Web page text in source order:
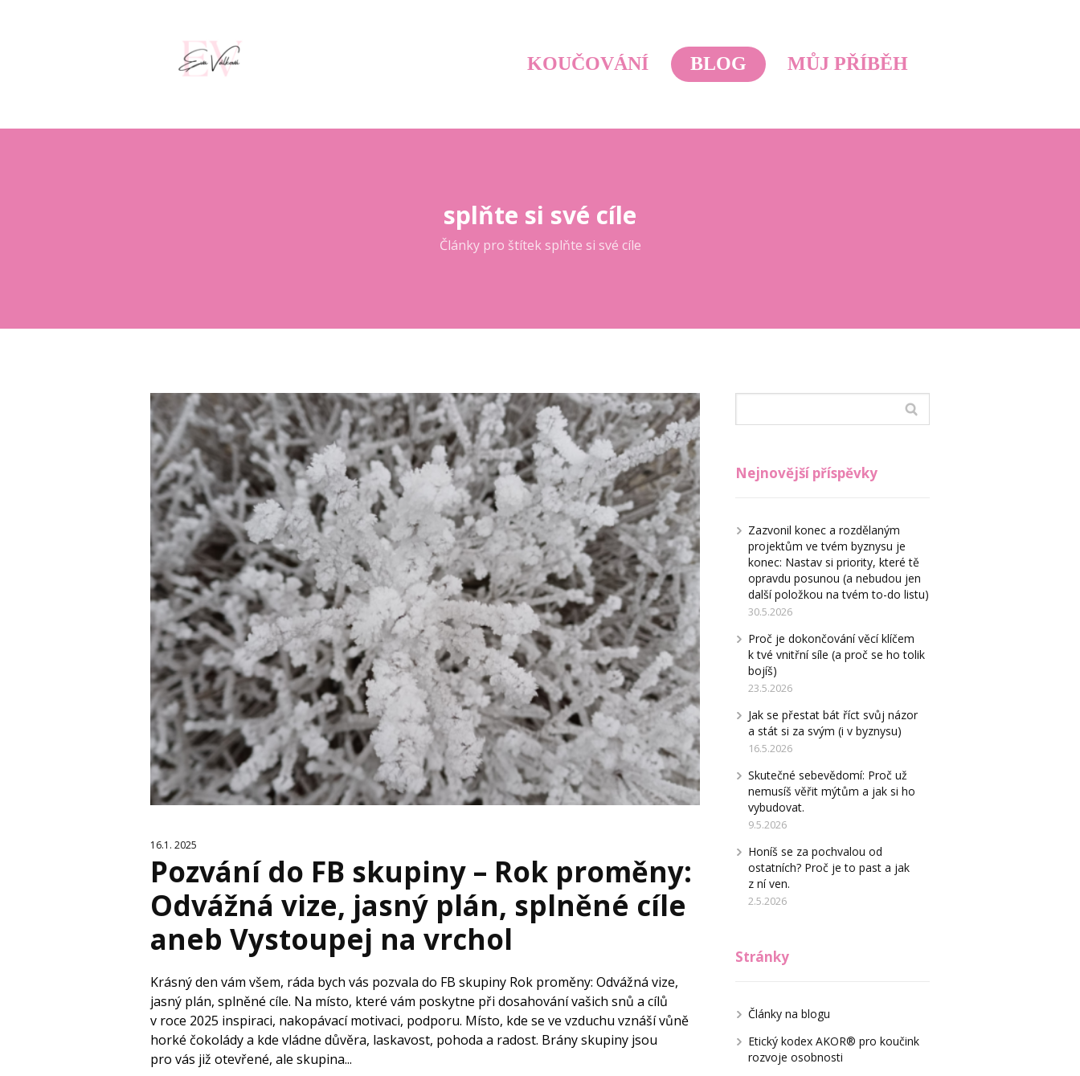
KOUČOVÁNÍ BLOG MŮJ PŘÍBĚH
splňte si své cíle
Články pro štítek splňte si své cíle
16.1. 2025
Pozvání do FB skupiny – Rok proměny:
Odvážná vize, jasný plán, splněné cíle
aneb Vystoupej na vrchol
Krásný den vám všem, ráda bych vás pozvala do FB skupiny Rok proměny: Odvážná vize,
jasný plán, splněné cíle. Na místo, které vám poskytne při dosahování vašich snů a cílů
v roce 2025 inspiraci, nakopávací motivaci, podporu. Místo, kde se ve vzduchu vznáší vůně
horké čokolády a kde vládne důvěra, laskavost, pohoda a radost. Brány skupiny jsou
pro vás již otevřené, ale skupina...
Nejnovější příspěvky
Zazvonil konec a rozdělaným
projektům ve tvém byznysu je
konec: Nastav si priority, které tě
opravdu posunou (a nebudou jen
další položkou na tvém to-do listu)
30.5.2026
Proč je dokončování věcí klíčem
k tvé vnitřní síle (a proč se ho tolik
bojíš)
23.5.2026
Jak se přestat bát říct svůj názor
a stát si za svým (i v byznysu)
16.5.2026
Skutečné sebevědomí: Proč už
nemusíš věřit mýtům a jak si ho
vybudovat.
9.5.2026
Honíš se za pochvalou od
ostatních? Proč je to past a jak
z ní ven.
2.5.2026
Stránky
Články na blogu
Etický kodex AKOR® pro koučink
rozvoje osobnosti